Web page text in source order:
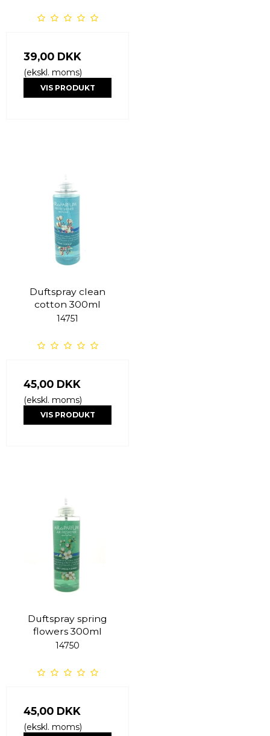
39,00 DKK
(ekskl. moms)
VIS PRODUKT
Duftspray clean
cotton 300ml
14751
45,00 DKK
(ekskl. moms)
VIS PRODUKT
Duftspray spring
flowers 300ml
14750
45,00 DKK
(ekskl. moms)